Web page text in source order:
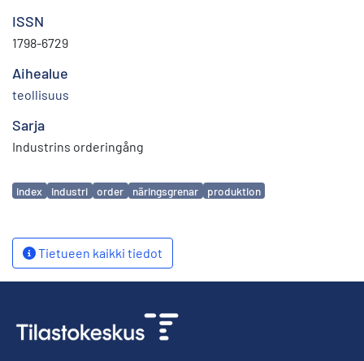
ISSN
1798-6729
Aihealue
teollisuus
Sarja
Industrins orderingång
Avainsanat
index industri order näringsgrenar produktion
Tietueen kaikki tiedot